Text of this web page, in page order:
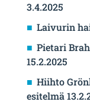
3.4.2025
Laivurin
Pietari
15.2.2025
Hiihto
esitelmä